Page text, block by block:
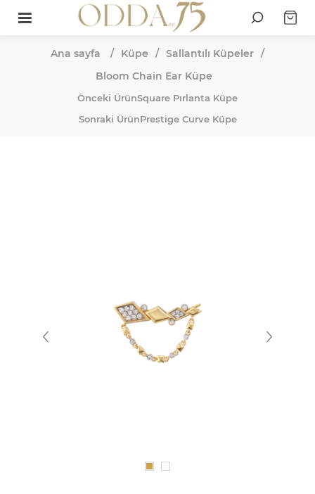
Ana sayfa / Küpe / Sallantılı Küpeler /
Bloom Chain Ear Küpe
Önceki ÜrünSquare Pırlanta Küpe
Sonraki ÜrünPrestige Curve Küpe